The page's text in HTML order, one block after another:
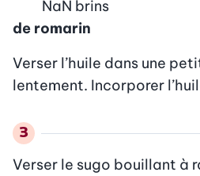
de romarin
NaN brins
Verser l’huile dans une
lentement. Incorporer
Verser le sugo bouillant à